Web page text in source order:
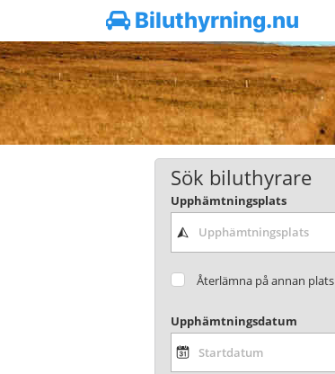
Biluthyrning.nu
Sök biluthyrare
Upphämtningsplats
Återlämna på annan plats
Upphämtningsdatum